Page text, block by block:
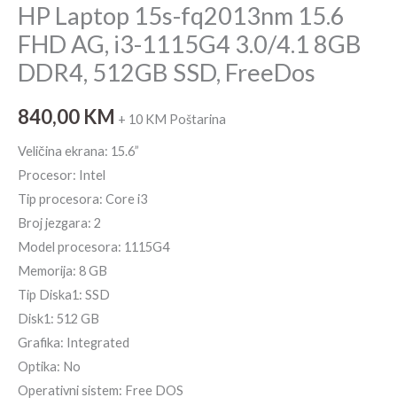
HP Laptop 15s-fq2013nm 15.6
FHD AG, i3-1115G4 3.0/4.1 8GB
DDR4, 512GB SSD, FreeDos
840,00 KM + 10 KM Poštarina
Veličina ekrana: 15.6”
Procesor: Intel
Tip procesora: Core i3
Broj jezgara: 2
Model procesora: 1115G4
Memorija: 8 GB
Tip Diska1: SSD
Disk1: 512 GB
Grafika: Integrated
Optika: No
Operativni sistem: Free DOS